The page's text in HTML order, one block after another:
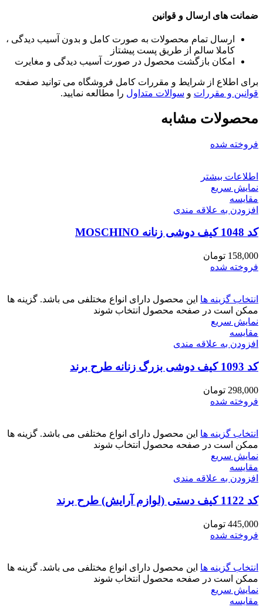
ضمانت های ارسال و قوانین
ارسال تمام محصولات به صورت کامل و بدون آسیب دیدگی ،
کاملا سالم از طریق پست پیشتاز
امکان بازگشت محصول در صورت آسیب دیدگی و مغایرت
برای اطلاع از شرایط و مقررات کامل فروشگاه می توانید صفحه
قوانین و مقررات و سوالات متداول را مطالعه نمایید.
محصولات مشابه
فروخته شده
اطلاعات بیشتر
نمایش سریع
مقايسه
افزودن به علاقه مندی
کد 1048 کیف دوشی زنانه MOSCHINO
158,000 تومان
فروخته شده
انتخاب گزینه ها این محصول دارای انواع مختلفی می باشد. گزینه ها
ممکن است در صفحه محصول انتخاب شوند
نمایش سریع
مقايسه
افزودن به علاقه مندی
کد 1093 کیف دوشی بزرگ زنانه طرح برند
298,000 تومان
فروخته شده
انتخاب گزینه ها این محصول دارای انواع مختلفی می باشد. گزینه ها
ممکن است در صفحه محصول انتخاب شوند
نمایش سریع
مقايسه
افزودن به علاقه مندی
کد 1122 کیف دستی (لوازم آرایش) طرح برند
445,000 تومان
فروخته شده
انتخاب گزینه ها این محصول دارای انواع مختلفی می باشد. گزینه ها
ممکن است در صفحه محصول انتخاب شوند
نمایش سریع
مقايسه